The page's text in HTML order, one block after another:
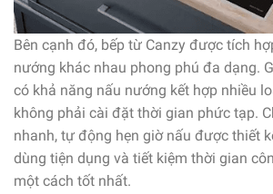
Bên cạnh đó, bếp từ Canzy được tích
nướng khác nhau phong phú đa dạng.
có khả năng nấu nướng kết hợp nhiều
không phải cài đặt thời gian phức tạp.
nhanh, tự động hẹn giờ nấu được thiết
dùng tiện dụng và tiết kiệm thời gian
một cách tốt nhất.